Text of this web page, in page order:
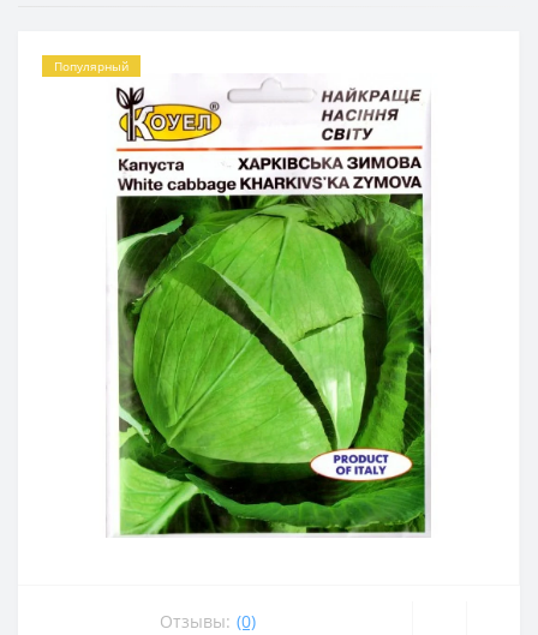
Популярный
Отзывы: (0)